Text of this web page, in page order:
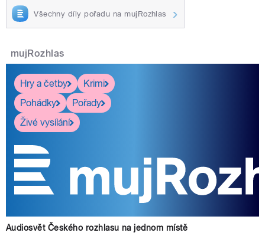
Všechny díly pořadu na mujRozhlas
mujRozhlas
Hry a četby
Krimi
Pohádky
Pořady
Živé vysílání
Audiosvět Českého rozhlasu na jednom místě